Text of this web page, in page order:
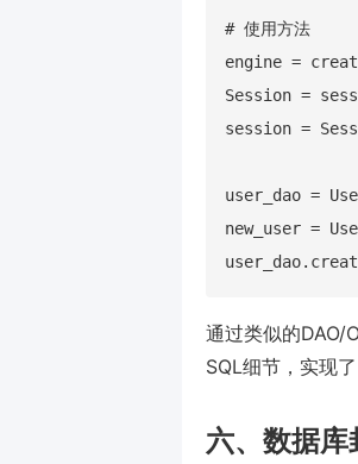
# 使用方法
engine =
Session =
session =
user_dao =
new_user =
通过类似的DAO/
SQL细节，实现
六、数据